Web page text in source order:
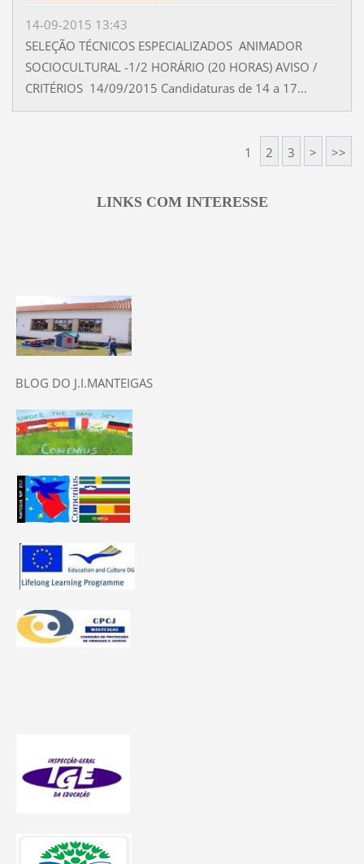
14-09-2015 13:43
SELEÇÃO TÉCNICOS ESPECIALIZADOS ANIMADOR
SOCIOCULTURAL -1/2 HORÁRIO (20 HORAS) AVISO /
CRITÉRIOS 14/09/2015 Candidaturas de 14 a 17...
1 2 3 > >>
LINKS COM INTERESSE
BLOG DO J.I.MANTEIGAS